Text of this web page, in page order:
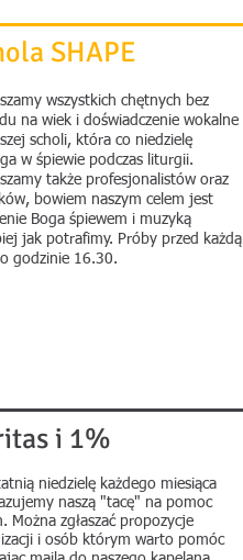
SHAPE
wszystkich chętnych bez
na wiek i doświadczenie wokalne
scholi, która co niedzielę
w śpiewie podczas liturgii.
także profesjonalistów oraz
bowiem naszym celem jest
Boga śpiewem i muzyką
jak potrafimy. Próby przed każdą
godzinie 16.30.
i 1%
niedzielę każdego miesiąca
naszą "tacę" na pomoc
Można zgłaszać propozycje
i osób którym warto pomóc